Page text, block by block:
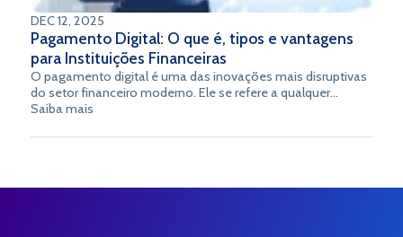
DEC 12, 2025
Pagamento Digital: O que é, tipos e vantagens
para Instituições Financeiras
O pagamento digital é uma das inovações mais disruptivas
do setor financeiro moderno. Ele se refere a qualquer
transação realizada eletronicamente — sem a necessidade
pessoas, empresas e instituições em tempo real.
Saiba mais